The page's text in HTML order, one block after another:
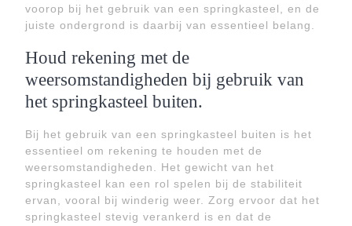
voorop bij het gebruik van een springkasteel, en de
juiste ondergrond is daarbij van essentieel belang.
Houd rekening met de
weersomstandigheden bij gebruik van
het springkasteel buiten.
Bij het gebruik van een springkasteel buiten is het
essentieel om rekening te houden met de
weersomstandigheden. Het gewicht van het
springkasteel kan een rol spelen bij de stabiliteit
ervan, vooral bij winderig weer. Zorg ervoor dat het
springkasteel stevig verankerd is en dat de